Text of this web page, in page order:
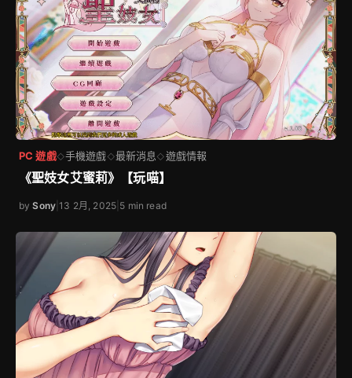
PC 遊戲◇手機遊戲◇最新消息◇遊戲情報
《聖妓女艾蜜莉》【玩喵】
bySony |13 2月, 2025 5 min read